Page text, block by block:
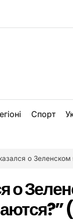
Спорт
о Зеленском и
о